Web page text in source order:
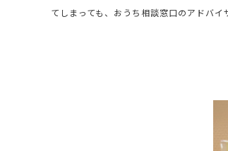
てしまっても、おうち相談窓口のアドバ